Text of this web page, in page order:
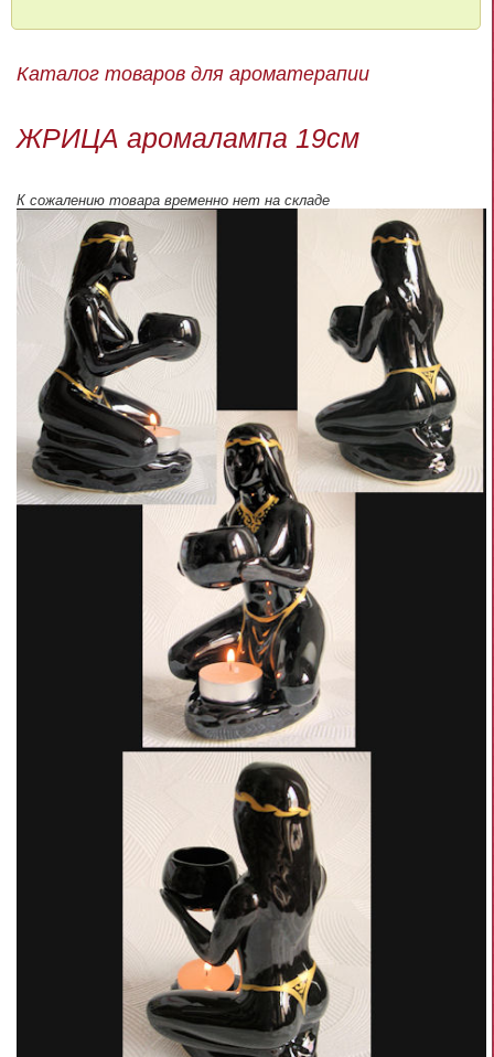
Каталог товаров для ароматерапии
ЖРИЦА аромалампа 19см
К сожалению товара временно нет на складе